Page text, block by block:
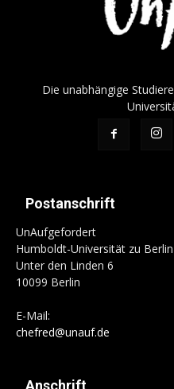
Die unabhängige
Postanschrift
UnAufgefordert
Humboldt-Universität zu Berlin
Unter den Linden 6
10099 Berlin
E-Mail:
chefred@unauf.de